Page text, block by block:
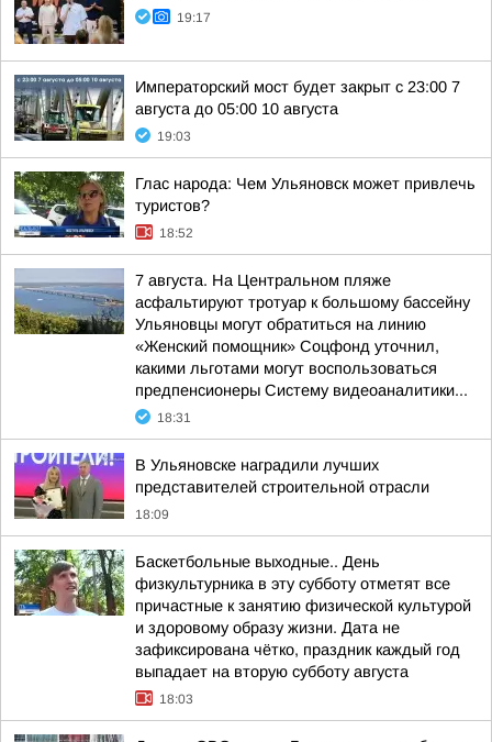
19:17
Императорский мост будет закрыт с 23:00 7
августа до 05:00 10 августа
19:03
Глас народа: Чем Ульяновск может привлечь
туристов?
18:52
7 августа. На Центральном пляже
асфальтируют тротуар к большому бассейну
Ульяновцы могут обратиться на линию
«Женский помощник» Соцфонд уточнил,
какими льготами могут воспользоваться
предпенсионеры Систему видеоаналитики...
18:31
В Ульяновске наградили лучших
представителей строительной отрасли
18:09
Баскетбольные выходные.. День
физкультурника в эту субботу отметят все
причастные к занятию физической культурой
и здоровому образу жизни. Дата не
зафиксирована чётко, праздник каждый год
выпадает на вторую субботу августа
18:03